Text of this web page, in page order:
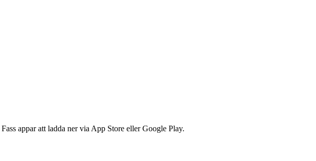
appar att ladda ner via App Store eller Google Play.